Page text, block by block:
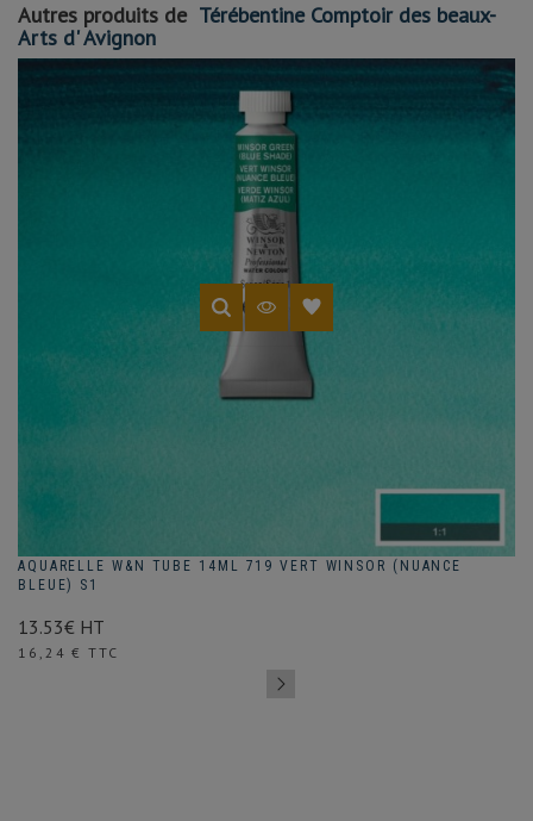
Autres produits de Térébentine Comptoir des beaux-
Arts d' Avignon
AQUARELLE W&N TUBE 14ML 719 VERT WINSOR (NUANCE
BLEUE) S1
13.53€ HT
Prix
16,24 € TTC